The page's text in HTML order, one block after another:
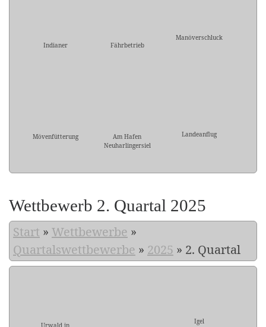
Indianer Fährbetrieb
Manöverschluck
Mövenfütterung
Am Hafen
Neuharlingersiel
Landeanflug
Wettbewerb 2. Quartal 2025
Start » Wettbewerbe »
Quartalswettbewerbe » 2025 » 2. Quartal
Urwald in Igel